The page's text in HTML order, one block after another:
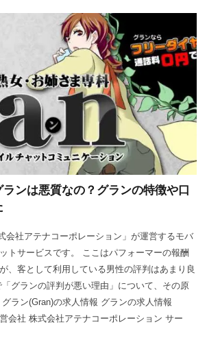
ンは悪質なの？グランの特徴や口
会社アテナコーポレーション」が運営するモバ
トサービスです。 ここはパフォーマーの報酬
、客として利用している男性の評判はあまり良
グランの評判が悪い理由」について、その原
ラン(Gran)の求人情報 グランの求人情報
会社 株式会社アテナコーポレーション サー